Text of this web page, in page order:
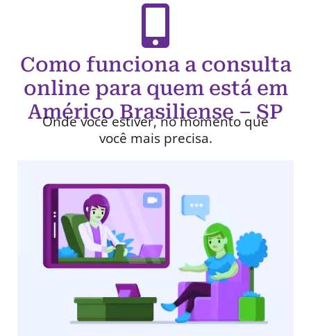
Como funciona a consulta
online para quem está em
Américo Brasiliense – SP
Onde você estiver, no momento que
você mais precisa.